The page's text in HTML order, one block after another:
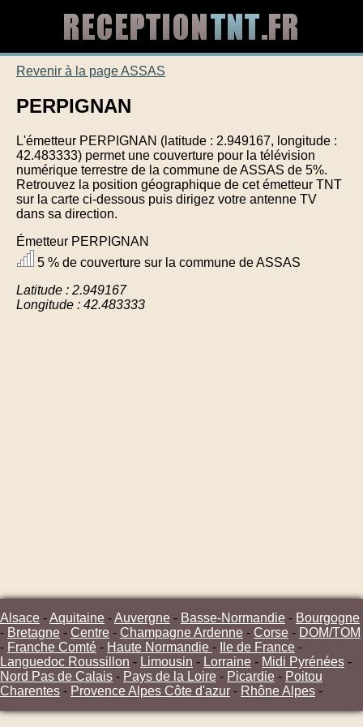
Revenir à la page ASSAS
PERPIGNAN
L'émetteur PERPIGNAN (latitude : 2.949167, longitude :
42.483333) permet une couverture pour la télévision
numérique terrestre de la commune de ASSAS de 5%.
Retrouvez la position géographique de cet émetteur TNT
sur la carte ci-dessous puis dirigez votre antenne TV
dans sa direction.
Émetteur PERPIGNAN
5 % de couverture sur la commune de ASSAS
Latitude : 2.949167
Longitude : 42.483333
Alsace -Aquitaine -Auvergne - Basse-Normandie - Bourgogne
- Bretagne - Centre - Champagne Ardenne - Corse - DOM/TOM
- Franche Comté - Haute Normandie - Ile de France -
Languedoc Roussillon - Limousin - Lorraine - Midi Pyrénées -
Nord Pas de Calais - Pays de la Loire - Picardie - Poitou
Charentes - Provence Alpes Côte d'azur - Rhône Alpes -